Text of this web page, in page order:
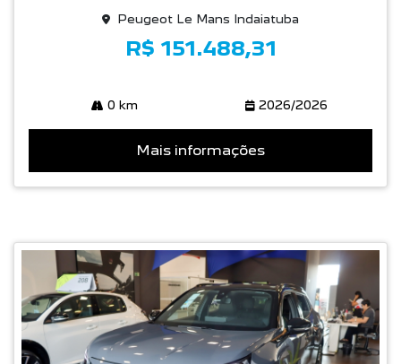
Peugeot Le Mans Indaiatuba
R$ 151.488,31
0 km 2026/2026
Mais informações